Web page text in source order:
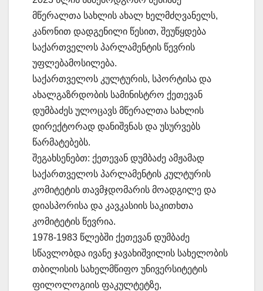
მწერალთა სახლის ახალ ხელმძღვანელს,
კანონით დადგენილი წესით, შეუწყდება
საქართველოს პარლამენტის წევრის
უფლებამოსილება.
საქართველოს კულტურის, სპორტისა და
ახალგაზრდობის სამინისტრო ქეთევან
დუმბაძეს ულოცავს მწერალთა სახლის
დირექტორად დანიშვნას და უსურვებს
წარმატებებს.
შეგახსენებთ: ქეთევან დუმბაძე ამჟამად
საქართველოს პარლამენტის კულტურის
კომიტეტის თავმჯდომარის მოადგილე და
დიასპორისა და კავკასიის საკითხთა
კომიტეტის წევრია.
1978-1983 წლებში ქეთევან დუმბაძე
სწავლობდა ივანე ჯავახიშვილის სახელობის
თბილისის სახელმწიფო უნივერსიტეტის
ფილოლოგიის ფაკულტეტზე,